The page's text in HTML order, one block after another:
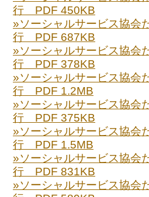
行 PDF 450KB
»ソーシャルサービス協
行 PDF 687KB
»ソーシャルサービス協
行 PDF 378KB
»ソーシャルサービス協
行 PDF 1.2MB
»ソーシャルサービス協
行 PDF 375KB
»ソーシャルサービス協
行 PDF 1.5MB
»ソーシャルサービス協
行 PDF 831KB
»ソーシャルサービス協